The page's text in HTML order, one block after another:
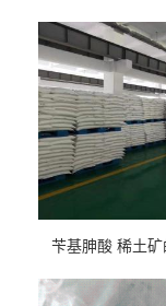
苄基胂酸 稀土矿